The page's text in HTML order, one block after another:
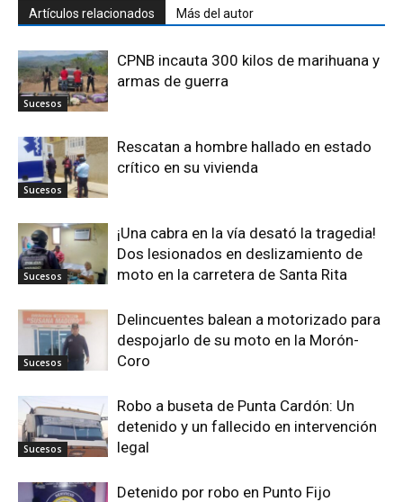
Artículos relacionados Más del autor
Sucesos
CPNB incauta 300 kilos de marihuana y
armas de guerra
Sucesos
Rescatan a hombre hallado en estado
crítico en su vivienda
Sucesos
¡Una cabra en la vía desató la tragedia!
Dos lesionados en deslizamiento de
moto en la carretera de Santa Rita
Sucesos
Delincuentes balean a motorizado para
despojarlo de su moto en la Morón-
Coro
Sucesos
Robo a buseta de Punta Cardón: Un
detenido y un fallecido en intervención
legal
Detenido por robo en Punto Fijo